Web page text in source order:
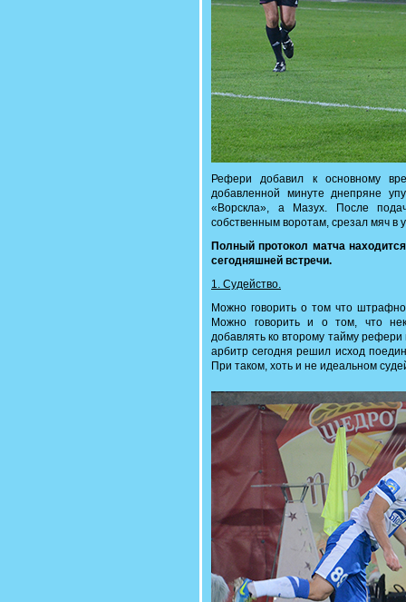
Рефери добавил к основному
добавленной минуте днепряне
«Ворскла», а Мазух. После
собственным воротам, срезал мяч в
Полный протокол матча
сегодняшней встречи.
1. Судейство.
Можно говорить о том что
Можно говорить и о том, что
добавлять ко второму тайму
арбитр сегодня решил исход
При таком, хоть и не идеальном